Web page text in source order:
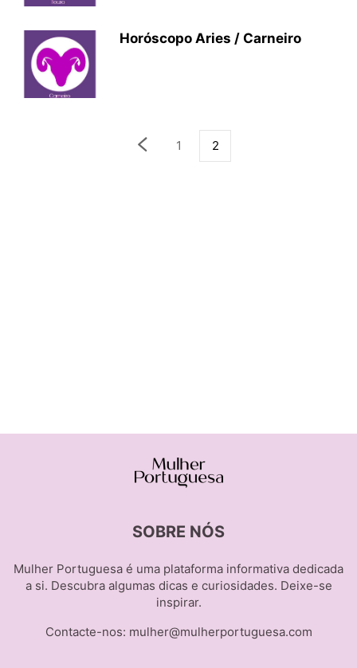
Horóscopo Aries / Carneiro
1 2
SOBRE NÓS
Mulher Portuguesa é uma plataforma informativa dedicada
a si. Descubra algumas dicas e curiosidades. Deixe-se
inspirar.
Contacte-nos: mulher@mulherportuguesa.com